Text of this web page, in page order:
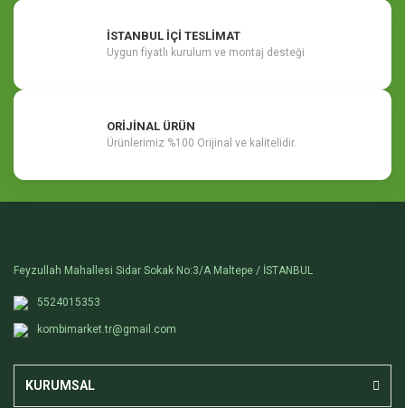
İSTANBUL İÇİ TESLİMAT
Uygun fiyatlı kurulum ve montaj desteği
ORİJİNAL ÜRÜN
Ürünlerimiz %100 Orijinal ve kalitelidir.
Feyzullah Mahallesi Sidar Sokak No:3/A Maltepe / İSTANBUL
5524015353
kombimarket.tr@gmail.com
KURUMSAL